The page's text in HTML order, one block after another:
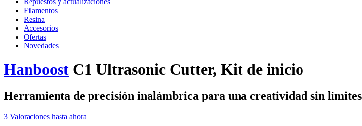
Repuestos y actualizaciones
Filamentos
Resina
Accesorios
Ofertas
Novedades
Hanboost C1 Ultrasonic Cutter, Kit de inicio
Herramienta de precisión inalámbrica para una creatividad sin límites
3 Valoraciones hasta ahora